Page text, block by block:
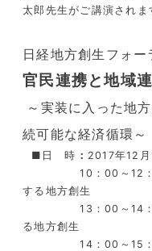
太郎先生がご講演されま
日経地方創生フォー
官民連携と地域
～実装に入った地
続可能な経済循環～
■日 時 ： 2017年12
10：00～12：00
する地方創生
13：00～14：00
る地方創生
14：00～15：00